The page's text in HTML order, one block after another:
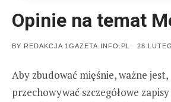
Opinie na temat
BY REDAKCJA 1GAZETA.INFO.PL
POSTED
28
Aby zbudować mięśnie, ważne jest,
przechowywać szczegółowe